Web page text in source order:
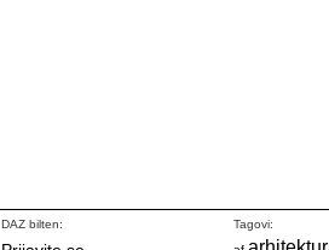
DAZ bilten:
Tagovi: